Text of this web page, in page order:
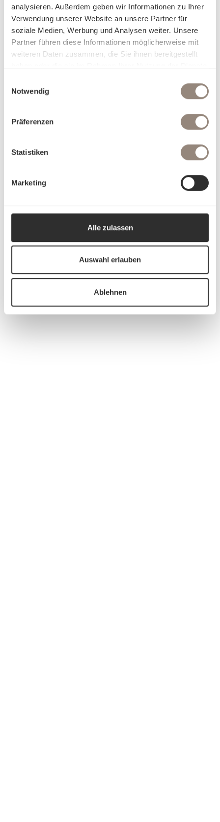
analysieren. Außerdem geben wir Informationen zu Ihrer
Verwendung unserer Website an unsere Partner für
soziale Medien, Werbung und Analysen weiter. Unsere
Partner führen diese Informationen möglicherweise mit
weiteren Daten zusammen, die Sie ihnen bereitgestellt
Notwendig
Präferenzen
Statistiken
Marketing
Alle zulassen
Auswahl erlauben
Ablehnen